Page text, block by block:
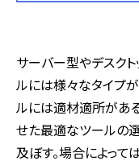
サーバー型やデスク
ルには様々なタイプ
ルには適材適所があ
せた最適なツールの
及ぼす。場合によっ